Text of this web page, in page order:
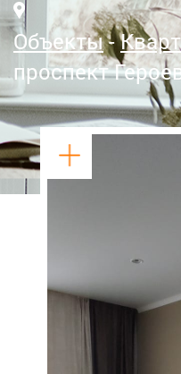
Объекты
проспект